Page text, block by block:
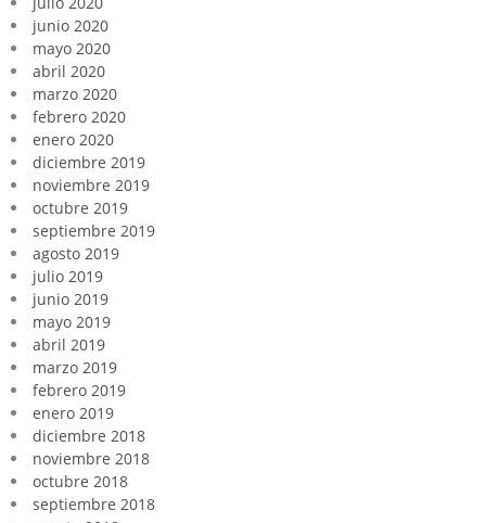
junio 2020
mayo 2020
abril 2020
marzo 2020
febrero 2020
enero 2020
diciembre 2019
noviembre 2019
octubre 2019
septiembre 2019
agosto 2019
julio 2019
junio 2019
mayo 2019
abril 2019
marzo 2019
febrero 2019
enero 2019
diciembre 2018
noviembre 2018
octubre 2018
septiembre 2018